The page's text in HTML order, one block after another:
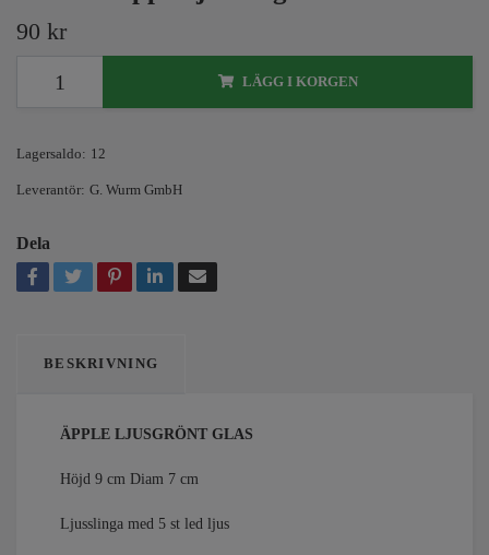
90 kr
LÄGG I KORGEN
Lagersaldo: 12
Leverantör: G. Wurm GmbH
Dela
BESKRIVNING
ÄPPLE LJUSGRÖNT GLAS
Höjd 9 cm Diam 7 cm
Ljusslinga med 5 st led ljus